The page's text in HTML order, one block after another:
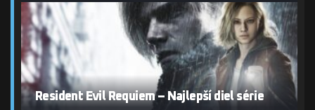
Resident Evil Requiem – Najlepší diel série